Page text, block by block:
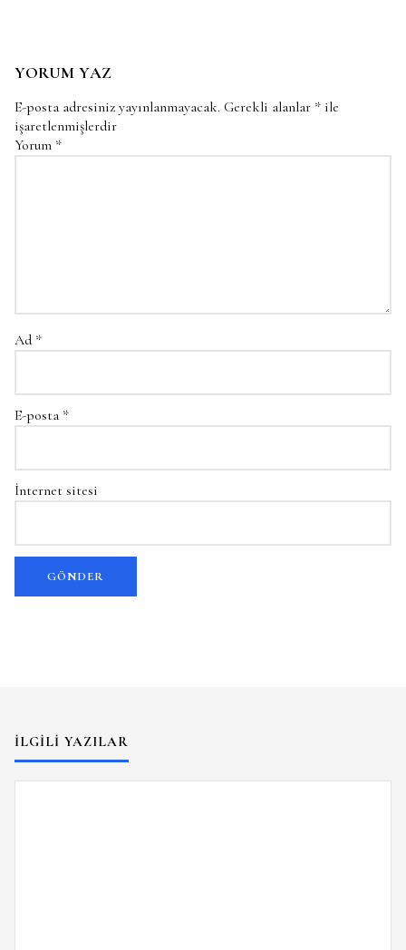
YORUM YAZ
E-posta adresiniz yayınlanmayacak. Gerekli alanlar * ile
işaretlenmişlerdir
Yorum *
Ad *
E-posta *
İnternet sitesi
İLGILI YAZILAR